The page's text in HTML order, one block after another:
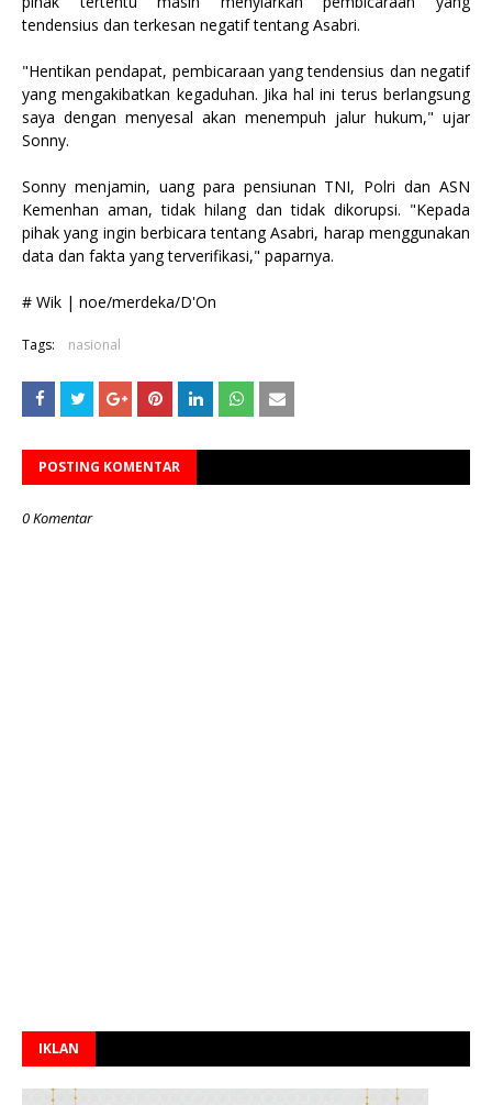
tendensius dan terkesan negatif tentang Asabri.
"Hentikan pendapat, pembicaraan yang tendensius dan negatif
yang mengakibatkan kegaduhan. Jika hal ini terus berlangsung
saya dengan menyesal akan menempuh jalur hukum," ujar
Sonny.
Sonny menjamin, uang para pensiunan TNI, Polri dan ASN
Kemenhan aman, tidak hilang dan tidak dikorupsi. "Kepada
pihak yang ingin berbicara tentang Asabri, harap menggunakan
data dan fakta yang terverifikasi," paparnya.
# Wik | noe/merdeka/D'On
Tags: nasional
POSTING KOMENTAR
0 Komentar
IKLAN